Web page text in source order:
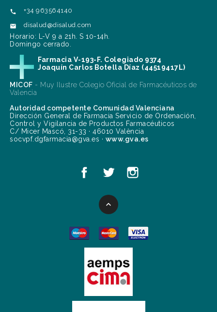
 +34 963564140
 disalud@disalud.com
Horario: L-V 9 a 21h. S 10-14h.
Domingo cerrado.
Farmacia V-193-F. Colegiado 9374
Joaquín Carlos Botella Díaz (44519417L)
MICOF - Muy Ilustre Colegio Oficial de Farmacéuticos de
Valencia
Autoridad competente Comunidad Valenciana
Dirección General de Farmacia Servicio de Ordenación,
Control y Vigilancia de Productos Farmacéuticos
C/ Micer Mascó, 31-33 · 46010 València
socvpf.dgfarmacia@gva.es · www.gva.es
